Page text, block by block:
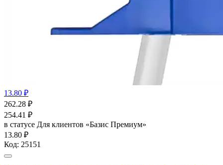
13.80 ₽
262.28 ₽
254.41 ₽
в статусе Для клиентов «Базис Премиум»
13.80 ₽
Код: 25151